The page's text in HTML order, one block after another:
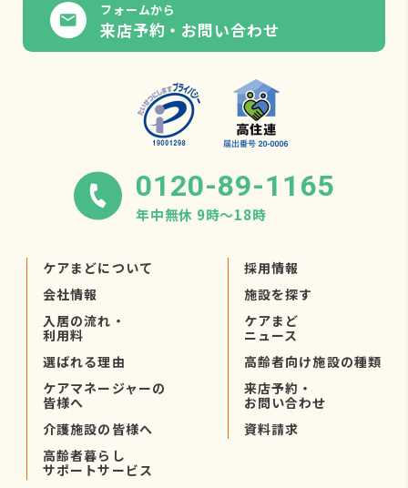
フォームから
来店予約・お問い合わせ
0120-89-1165
年中無休 9時〜18時
ケアまどについて
会社情報
入居の流れ・
利用料
選ばれる理由
ケアマネージャーの
皆様へ
介護施設の皆様へ
高齢者暮らし
サポートサービス
採用情報
施設を探す
ケアまど
ニュース
高齢者向け施設の種類
来店予約・
お問い合わせ
資料請求